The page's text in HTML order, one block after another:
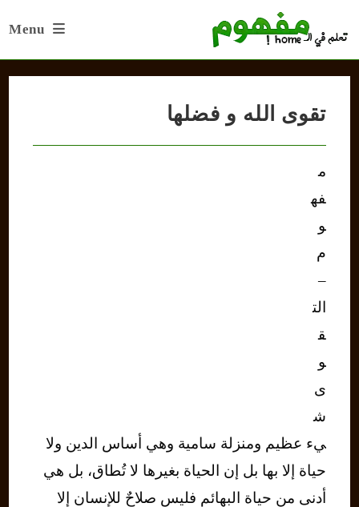
Menu
تقوى الله و فضلها
م
فه
و
م
–
الت
ق
و
ى
ش
يء عظيم ومنزلة سامية وهي أساس الدين ولا
حياة إلا بها بل إن الحياة بغيرها لا تُطاق، بل هي
أدنى من حياة البهائم فليس صلاحٌ للإنسان إلا